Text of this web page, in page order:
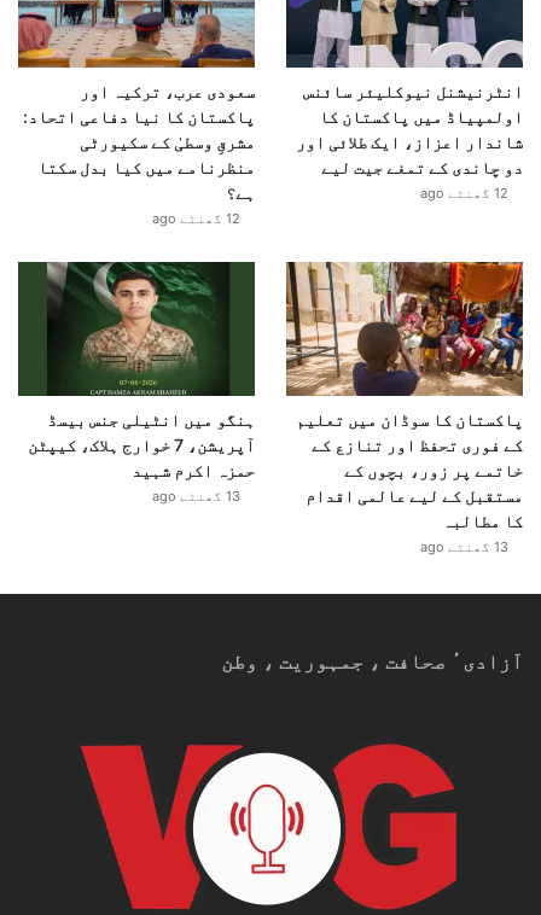
انٹرنیشنل نیوکلیئر سائنس
اولمپیاڈ میں پاکستان کا
شاندار اعزاز، ایک طلائی اور
دو چاندی کے تمغے جیت لیے
12 گھنٹے ago
سعودی عرب، ترکیہ اور
پاکستان کا نیا دفاعی اتحاد:
مشرقِ وسطیٰ کے سکیورٹی
منظرنامے میں کیا بدل سکتا
ہے؟
12 گھنٹے ago
پاکستان کا سوڈان میں تعلیم
کے فوری تحفظ اور تنازع کے
خاتمے پر زور، بچوں کے
مستقبل کے لیے عالمی اقدام
کا مطالبہ
13 گھنٹے ago
ہنگو میں انٹیلی جنس بیسڈ
آپریشن، 7 خوارج ہلاک، کیپٹن
حمزہ اکرم شہید
13 گھنٹے ago
آزادیٴ صحافت ، جمہوریت ، وطن